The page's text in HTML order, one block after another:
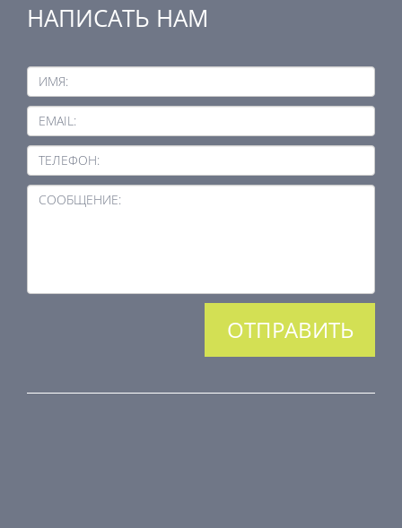
НАПИСАТЬ НАМ
ИМЯ:
EMAIL:
ТЕЛЕФОН:
СООБЩЕНИЕ: